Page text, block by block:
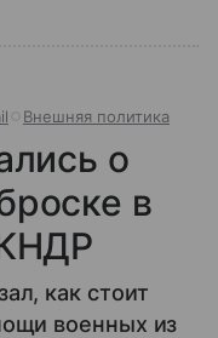
Внешняя политика
о
в
как стоит
военных из